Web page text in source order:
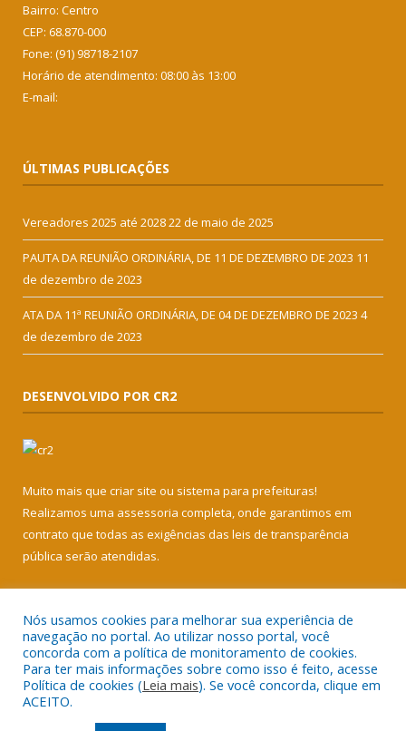
Bairro: Centro
CEP: 68.870-000
Fone: (91) 98718-2107
Horário de atendimento: 08:00 às 13:00
E-mail:
ÚLTIMAS PUBLICAÇÕES
Vereadores 2025 até 202822 de maio de 2025
PAUTA DA REUNIÃO ORDINÁRIA, DE 11 DE DEZEMBRO DE 2023 11
de dezembro de 2023
ATA DA 11ª REUNIÃO ORDINÁRIA, DE 04 DE DEZEMBRO DE 2023 4
de dezembro de 2023
DESENVOLVIDO POR CR2
Muito mais que criar site ou sistema para prefeituras!
Realizamos uma assessoria completa, onde garantimos em
contrato que todas as exigências das leis de transparência
pública serão atendidas.
Todos os direitos reservados a Câmara Municipal de Soure.
Nós usamos cookies para melhorar sua experiência de
navegação no portal. Ao utilizar nosso portal, você
concorda com a política de monitoramento de cookies.
Para ter mais informações sobre como isso é feito, acesse
Política de cookies (Leia mais). Se você concorda, clique em
ACEITO.